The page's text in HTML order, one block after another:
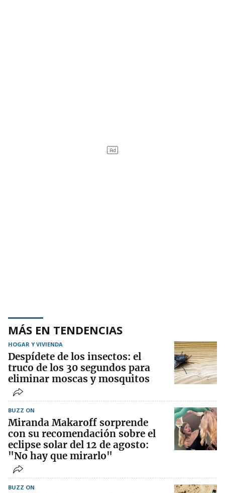
MÁS EN TENDENCIAS
HOGAR Y VIVIENDA
Despídete de los insectos: el
truco de los 30 segundos para
eliminar moscas y mosquitos
BUZZ ON
Miranda Makaroff sorprende
con su recomendación sobre el
eclipse solar del 12 de agosto:
"No hay que mirarlo"
BUZZ ON